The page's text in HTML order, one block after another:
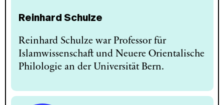
Reinhard Schulze
Reinhard Schulze war Professor für
Islamwissenschaft und Neuere Orientalische
Philologie an der Universität Bern.